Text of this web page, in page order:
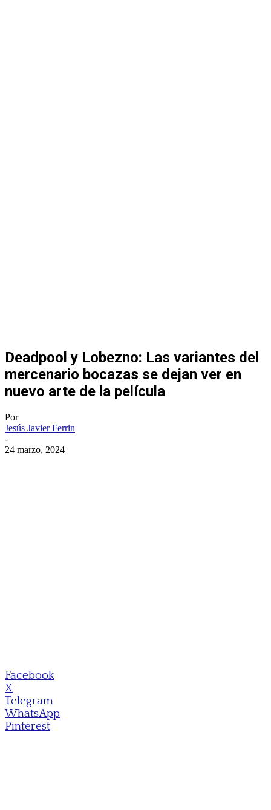
Deadpool y Lobezno: Las variantes del
mercenario bocazas se dejan ver en
nuevo arte de la película
Por
Jesús Javier Ferrin
-
24 marzo, 2024
Facebook
X
Telegram
WhatsApp
Pinterest